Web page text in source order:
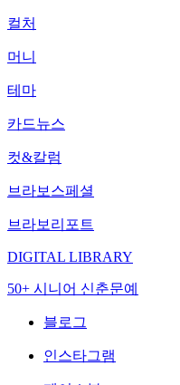
컬처
머니
테마
카드뉴스
컷&칼럼
브라보스페셜
브라보리포트
DIGITAL LIBRARY
50+ 시니어 신춘문예
블로그
인스타그램